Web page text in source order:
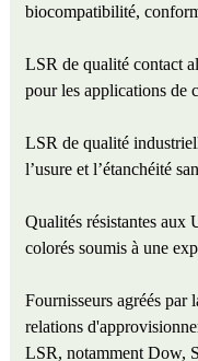
biocompatibilité,
LSR de qualité contact
pour les applications de
LSR de qualité
l’usure et l’étanchéité
Qualités résistantes aux
colorés soumis à une
Fournisseurs agréés par
relations
LSR, notamment Dow,